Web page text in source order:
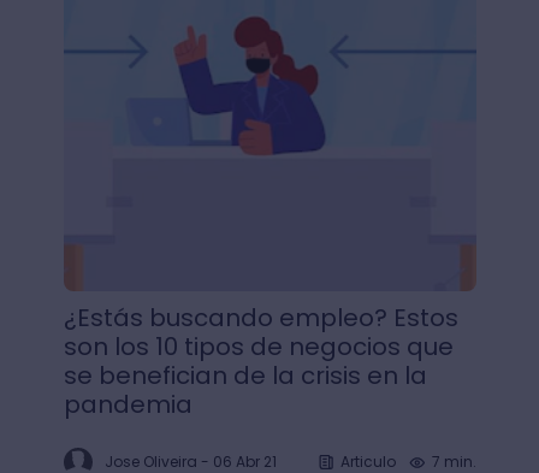
¿Estás buscando empleo? Estos
son los 10 tipos de negocios que
se benefician de la crisis en la
pandemia
Jose Oliveira - 06 Abr 21 Articulo 7 min.